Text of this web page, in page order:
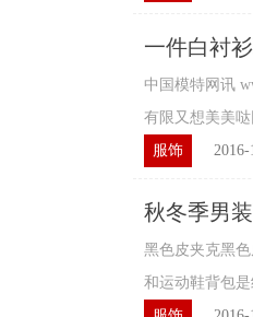
一件白衬
中国模特网讯
有限又想美美
服饰
2016-
秋冬季男
黑色皮夹克黑
和运动鞋背包